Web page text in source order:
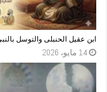
ابن عقيل الحنبلى والتوسل
14 مايو، 2026